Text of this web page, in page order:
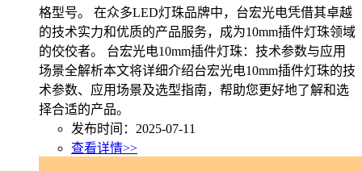
格型号。 在众多LED灯珠品牌中，台宏光电凭借其卓越
的技术实力和优质的产品服务，成为10mm插件灯珠领域
的佼佼者。 台宏光电10mm插件灯珠：技术参数与应用
场景全解析本文将详细介绍台宏光电10mm插件灯珠的技
术参数、应用场景及选型指南，帮助您更好地了解和选
择合适的产品。
发布时间：2025-07-11
查看详情>>